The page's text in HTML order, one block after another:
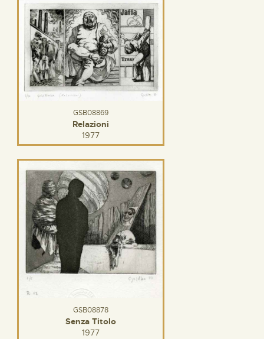
GSB08869
Relazioni
1977
GSB08878
Senza Titolo
1977